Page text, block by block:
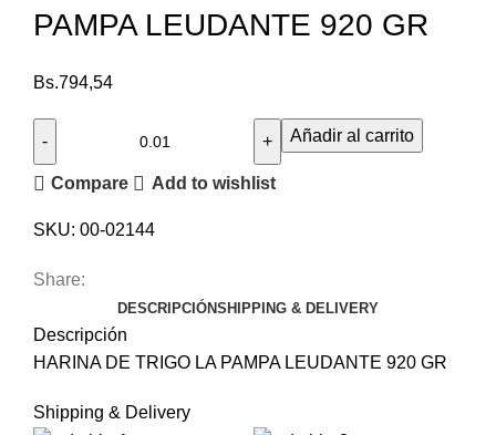
PAMPA LEUDANTE 920 GR
Bs.794,54
Añadir al carrito
Compare Add to wishlist
SKU: 00-02144
Share:
DESCRIPCIÓNSHIPPING & DELIVERY
Descripción
HARINA DE TRIGO LA PAMPA LEUDANTE 920 GR
Shipping & Delivery